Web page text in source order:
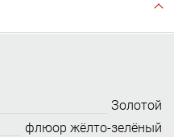
Золотой
флюор жёлто-зелёный